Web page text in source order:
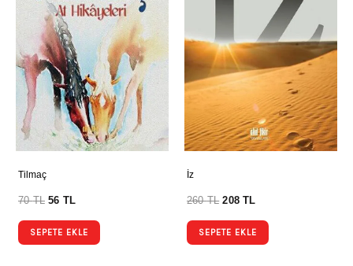
Tilmaç
70TL 56 TL
SEPETE EKLE
İz
260TL 208TL
SEPETE EKLE